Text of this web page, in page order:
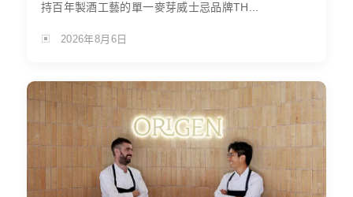
持百年製酒工藝的單一麥芽威士忌品牌TH...
2026年8月6日